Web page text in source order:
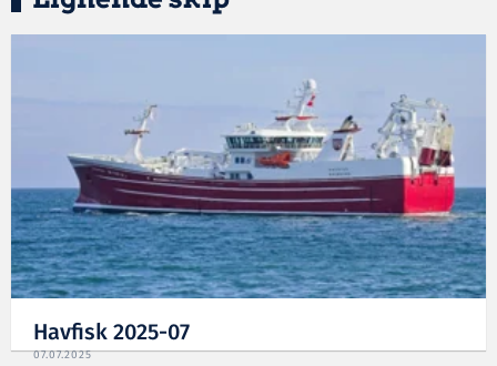
Havfisk 2025-07
07.07.2025